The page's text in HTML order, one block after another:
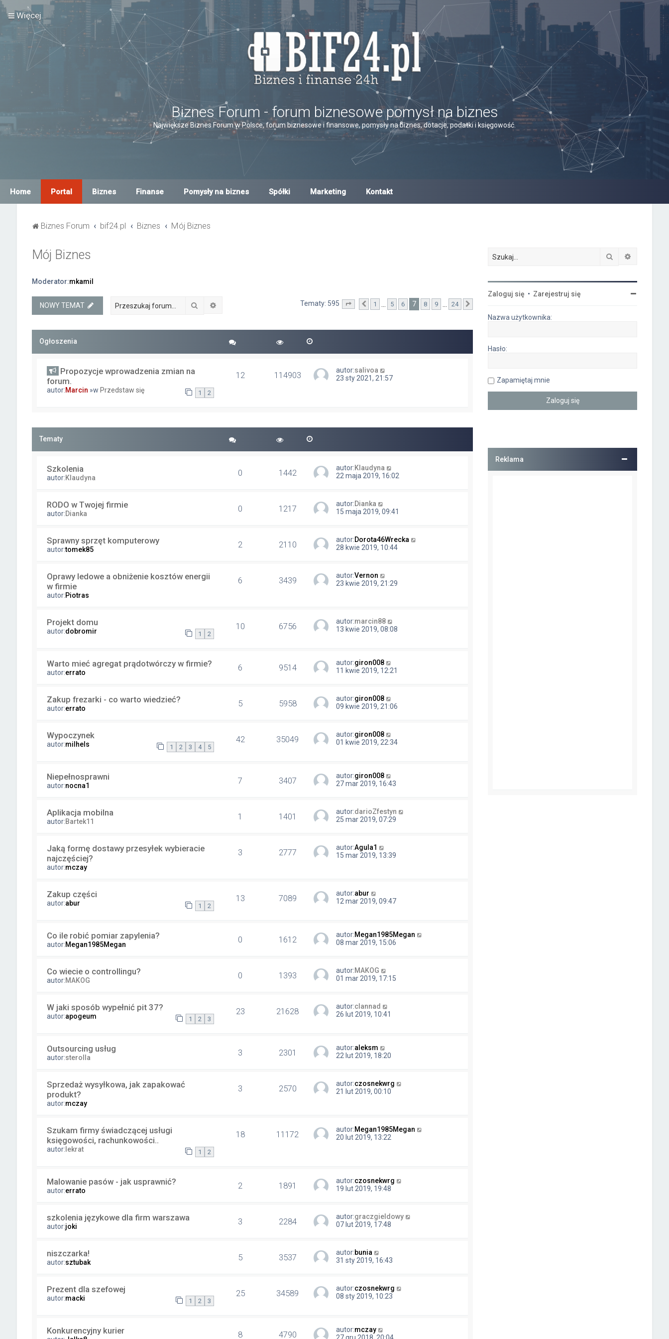
Więcej…
Biznes Forum - forum biznesowe pomysł na biznes
Największe Biznes Forum w Polsce, forum biznesowe i finansowe, pomysły na biznes, dotacje, podatki i księgowość.
Home Portal Biznes Finanse Pomysły na biznes Spółki Marketing Kontakt
Biznes Forum bif24.pl Biznes Mój Biznes
Mój Biznes
Moderator:mkamil
NOWY TEMAT Szukaj Wyszukiwanie zaawansowaneTematy: 595 Strona 7 z24
Poprzednia
1 5 6 7 8 9 24
Ogłoszenia
Propozycje wprowadzenia zmian na
forum.
autor:Marcin »w Przedstaw się 1 2
12 114903 autor:salivoa
23 sty 2021, 21:57
Tematy
Szkolenia
autor:Klaudyna 0 1442 autor:Klaudyna
22 maja 2019, 16:02
RODO w Twojej firmie
autor:Dianka 0 1217 autor:Dianka
15 maja 2019, 09:41
Sprawny sprzęt komputerowy
autor:tomek85 2 2110 autor:Dorota46Wrecka
28 kwie 2019, 10:44
Oprawy ledowe a obniżenie kosztów energii
w firmie
autor:Piotras
6 3439 autor:Vernon
23 kwie 2019, 21:29
Projekt domu
autor:dobromir 1 2
10 6756 autor:marcin88
13 kwie 2019, 08:08
Warto mieć agregat prądotwórczy w firmie?
autor:errato 6 9514 autor:giron008
11 kwie 2019, 12:21
Zakup frezarki - co warto wiedzieć?
autor:errato 5 5958 autor:giron008
09 kwie 2019, 21:06
Wypoczynek
autor:milhels 1 2 3 4 5
42 35049 autor:giron008
01 kwie 2019, 22:34
Niepełnosprawni
autor:nocna1 7 3407 autor:giron008
27 mar 2019, 16:43
Aplikacja mobilna
autor:Bartek11 1 1401 autor:darioZfestyn
25 mar 2019, 07:29
Jaką formę dostawy przesyłek wybieracie
najczęściej?
autor:mczay
3 2777 autor:Agula1
15 mar 2019, 13:39
Zakup części
autor:abur 1 2
13 7089 autor:abur
12 mar 2019, 09:47
Co ile robić pomiar zapylenia?
autor:Megan1985Megan 0 1612 autor:Megan1985Megan
08 mar 2019, 15:06
Co wiecie o controllingu?
autor:MAKOG 0 1393 autor:MAKOG
01 mar 2019, 17:15
W jaki sposób wypełnić pit 37?
autor:apogeum 1 2 3
23 21628 autor:clannad
26 lut 2019, 10:41
Outsourcing usług
autor:sterolla 3 2301 autor:aleksm
22 lut 2019, 18:20
Sprzedaż wysyłkowa, jak zapakować
produkt?
autor:mczay
3 2570 autor:czosnekwrg
21 lut 2019, 00:10
Szukam firmy świadczącej usługi
księgowości, rachunkowości..
autor: lekrat 1 2
18 11172 autor:Megan1985Megan
20 lut 2019, 13:22
Malowanie pasów - jak usprawnić?
autor:errato 2 1891 autor:czosnekwrg
19 lut 2019, 19:48
szkolenia językowe dla firm warszawa
autor:joki 3 2284 autor:graczgieldowy
07 lut 2019, 17:48
niszczarka!
autor:sztubak 5 3537 autor:bunia
31 sty 2019, 16:43
Prezent dla szefowej
autor:macki 1 2 3
25 34589 autor:czosnekwrg
08 sty 2019, 10:23
Konkurencyjny kurier 8 4790 autor:mczay
Szukaj
Zaloguj się • Zarejestruj się
Nazwa użytkownika:
Hasło:
Zapamiętaj mnie
Reklama